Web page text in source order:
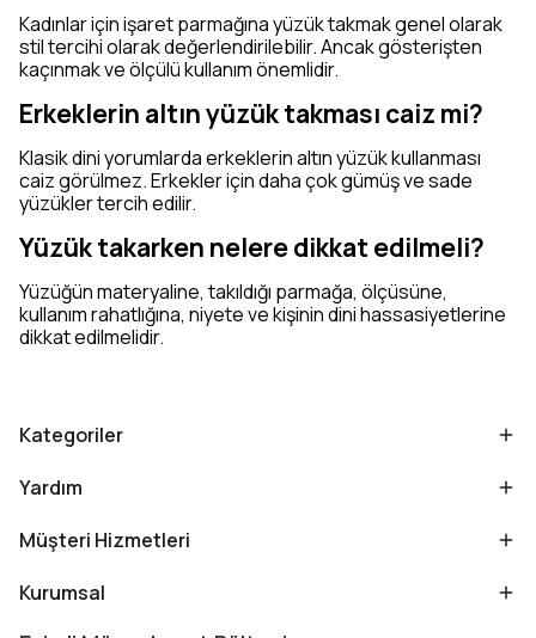
Kadınlar için işaret parmağına yüzük takmak genel olarak
stil tercihi olarak değerlendirilebilir. Ancak gösterişten
kaçınmak ve ölçülü kullanım önemlidir.
Erkeklerin altın yüzük takması caiz mi?
Klasik dini yorumlarda erkeklerin altın yüzük kullanması
caiz görülmez. Erkekler için daha çok gümüş ve sade
yüzükler tercih edilir.
Yüzük takarken nelere dikkat edilmeli?
Yüzüğün materyaline, takıldığı parmağa, ölçüsüne,
kullanım rahatlığına, niyete ve kişinin dini hassasiyetlerine
dikkat edilmelidir.
Kategoriler
Yardım
Müşteri Hizmetleri
Kurumsal